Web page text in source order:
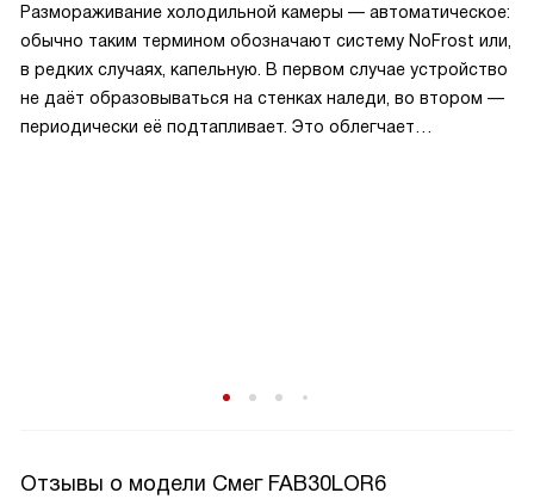
Размораживание холодильной камеры — автоматическое:
обычно таким термином обозначают систему NoFrost или,
в редких случаях, капельную. В первом случае устройство
не даёт образовываться на стенках наледи, во втором —
периодически её подтапливает. Это облегчает
Отзывы о модели Смег FAB30LOR6